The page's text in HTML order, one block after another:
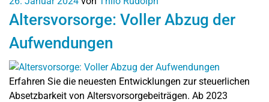
Altersvorsorge: Voller Abzug der
Aufwendungen
Erfahren Sie die neuesten Entwicklungen zur steuerlichen
Absetzbarkeit von Altersvorsorgebeiträgen. Ab 2023